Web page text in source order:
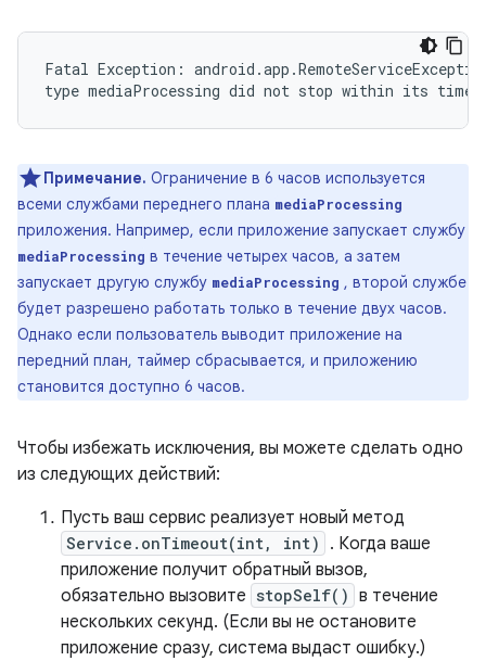
Fatal Exception:
Примечание. Ограничение в 6 часов используется
всеми службами переднего плана mediaProcessing
приложения. Например, если приложение запускает службу
mediaProcessing в течение четырех часов, а затем
запускает другую службу mediaProcessing , второй службе
будет разрешено работать только в течение двух часов.
Однако если пользователь выводит приложение на
передний план, таймер сбрасывается, и приложению
становится доступно 6 часов.
Чтобы избежать исключения, вы можете сделать одно
из следующих действий:
Пусть ваш сервис реализует новый метод
Service.onTimeout(int, int)
. Когда ваше
приложение получит обратный вызов,
обязательно вызовите stopSelf() в течение
нескольких секунд. (Если вы не остановите
приложение сразу, система выдаст ошибку.)